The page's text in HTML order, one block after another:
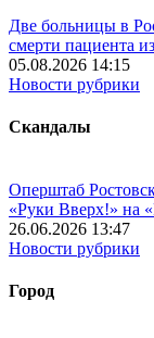
Две больницы в
смерти пациента
05.08.2026 14:15
Новости рубрики
Скандалы
Оперштаб
«Руки Вверх!» на
26.06.2026 13:47
Новости рубрики
Город